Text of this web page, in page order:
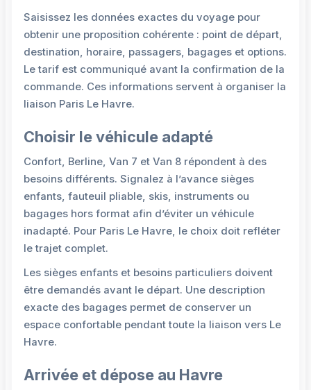
Saisissez les données exactes du voyage pour
obtenir une proposition cohérente : point de départ,
destination, horaire, passagers, bagages et options.
Le tarif est communiqué avant la confirmation de la
commande. Ces informations servent à organiser la
liaison Paris Le Havre.
Choisir le véhicule adapté
Confort, Berline, Van 7 et Van 8 répondent à des
besoins différents. Signalez à l’avance sièges
enfants, fauteuil pliable, skis, instruments ou
bagages hors format afin d’éviter un véhicule
inadapté. Pour Paris Le Havre, le choix doit refléter
le trajet complet.
Les sièges enfants et besoins particuliers doivent
être demandés avant le départ. Une description
exacte des bagages permet de conserver un
espace confortable pendant toute la liaison vers Le
Havre.
Arrivée et dépose au Havre